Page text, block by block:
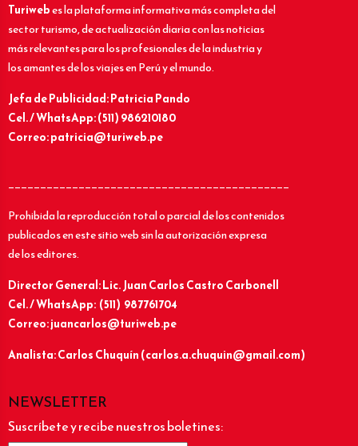
Turiwebes la plataforma informativa más completa del
sector turismo, de actualización diaria con las noticias
más relevantes para los profesionales de la industria y
los amantes de los viajes en Perú y el mundo.
Jefa de Publicidad: Patricia Pando
Cel. / WhatsApp: (511) 986210180
Correo: patricia@turiweb.pe
____________________________________________
Prohibida la reproducción total o parcial de los contenidos
publicados en este sitio web sin la autorización expresa
de los editores.
Director General: Lic.Juan Carlos Castro Carbonell
Cel. / WhatsApp: (511) 987761704
Correo: juancarlos@turiweb.pe
Analista: Carlos Chuquín (carlos.a.chuquin@gmail.com)
NEWSLETTER
Suscríbete y recibe nuestros boletines: